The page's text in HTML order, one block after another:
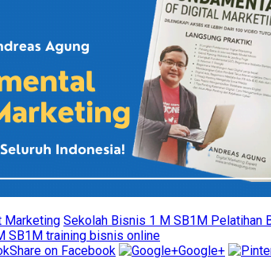
Marketing Sekolah Bisnis 1 M SB1M Pelatihan
SB1M training bisnis online
Share on Facebook Google+